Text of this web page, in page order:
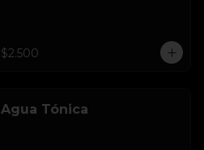
$2.500
Agua Tónica